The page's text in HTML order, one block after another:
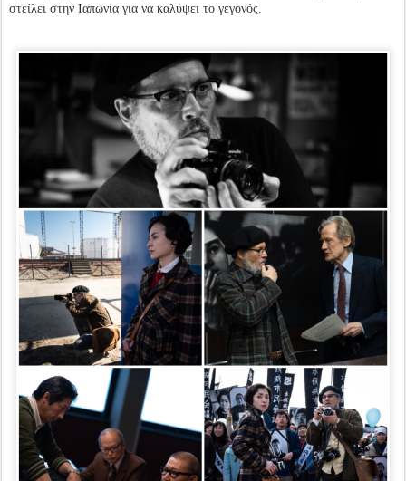
στείλει στην Ιαπωνία για να καλύψει το γεγονός.